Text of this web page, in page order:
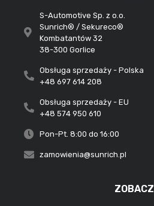
S-Automotive Sp. z o.o.
Sunrich® / Sekureco®
Kombatantów 32
38-300 Gorlice
Obsługa sprzedaży - Polska
+48 697 614 208
Obsługa sprzedaży - EU
+48 574 950 610
Pon-Pt. 8:00 do 16:00
zamowienia@sunrich.pl
ZOBACZ